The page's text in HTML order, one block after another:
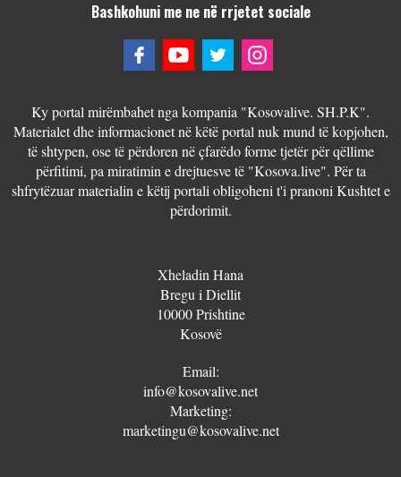
Bashkohuni me ne në rrjetet sociale
Ky portal mirëmbahet nga kompania "Kosovalive. SH.P.K".
Materialet dhe informacionet në këtë portal nuk mund të kopjohen,
të shtypen, ose të përdoren në çfarëdo forme tjetër për qëllime
përfitimi, pa miratimin e drejtuesve të "Kosova.live". Për ta
shfrytëzuar materialin e këtij portali obligoheni t'i pranoni Kushtet e
përdorimit.
Xheladin Hana
Bregu i Diellit
10000 Prishtine
Kosovë
Email:
info@kosovalive.net
Marketing:
marketingu@kosovalive.net